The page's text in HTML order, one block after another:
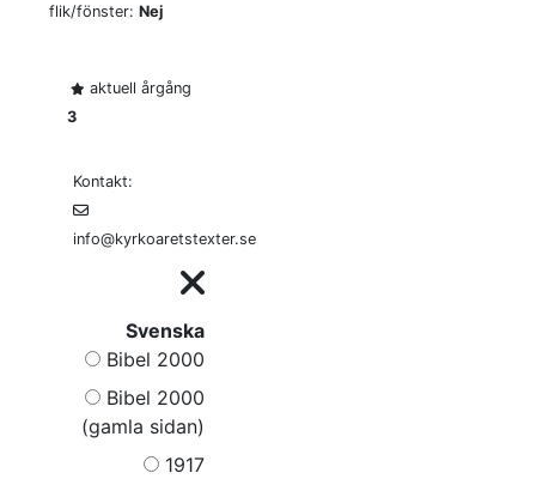
flik/fönster: Nej
aktuell årgång
3
Kontakt:
info@kyrkoaretstexter.se
Svenska
Bibel 2000
Bibel 2000
(gamla sidan)
1917